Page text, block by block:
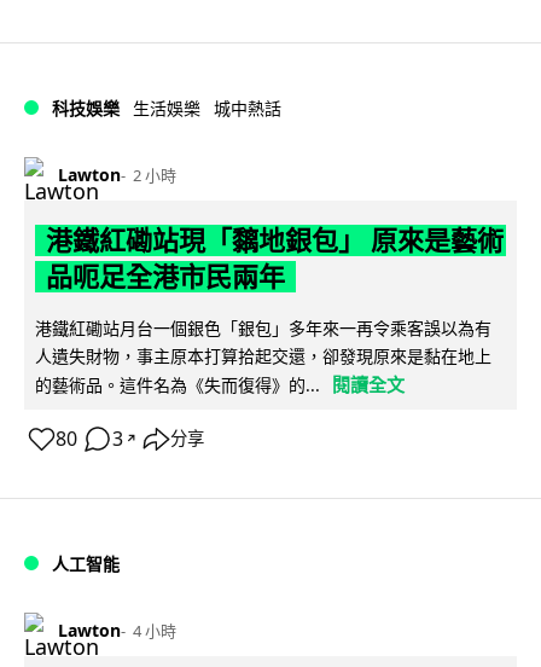
科技娛樂 生活娛樂 城中熱話
Lawton 2 小時
港鐵紅磡站現「黐地銀包」 原來是藝術
品呃足全港市民兩年
港鐵紅磡站月台一個銀色「銀包」多年來一再令乘客誤以為有
人遺失財物，事主原本打算拾起交還，卻發現原來是黏在地上
的藝術品。這件名為《失而復得》的...
閱讀全文
80 3 ↗ 分享
人工智能
Lawton 4 小時